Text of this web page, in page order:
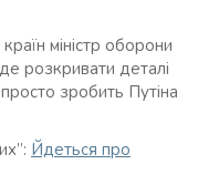
міністр оборони
розкривати деталі
зробить Путіна
Йдеться про